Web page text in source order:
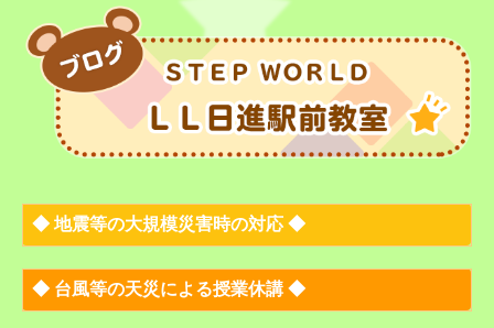
◆ 地震等の大規模災害時の対応 ◆
◆ 台風等の天災による授業休講 ◆